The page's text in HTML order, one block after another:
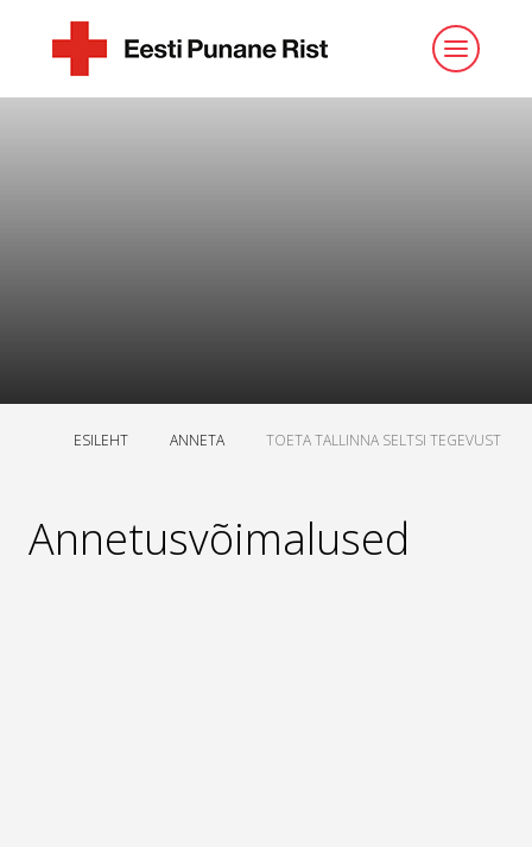
ESILEHT ANNETA TOETA TALLINNA SELTSI TEGEVUST
Annetusvõimalused